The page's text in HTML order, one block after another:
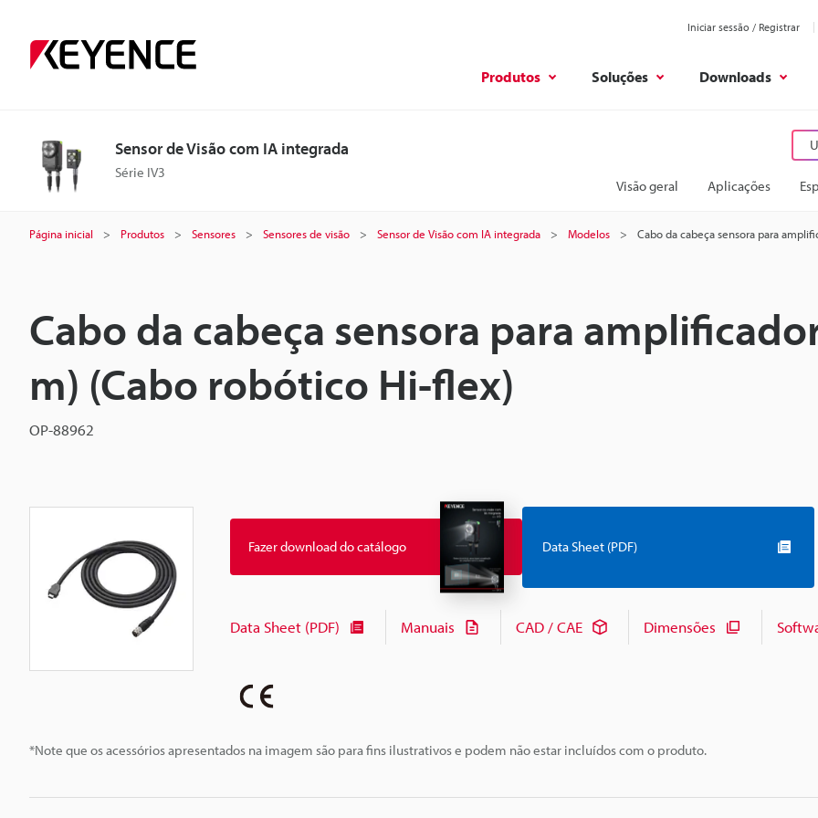
Iniciar sessão / Registrar
Produtos Soluções Downloads
Sensor de Visão com IA integrada
Série IV3
Visão geral Aplicações
Página inicial Produtos Sensores Sensores de visão Sensor de Visão com IA integrada Modelos Cabo da cabeça sensora para
Cabo da cabeça sensora para
m) (Cabo robótico Hi-flex)
OP-88962
*Note que os acessórios apresentados na imagem são para fins ilustrativos e podem não estar incluídos com o produto.
Fazer download do catálogo Data Sheet (PDF)
Data Sheet (PDF) Manuais CAD / CAE Dimensões